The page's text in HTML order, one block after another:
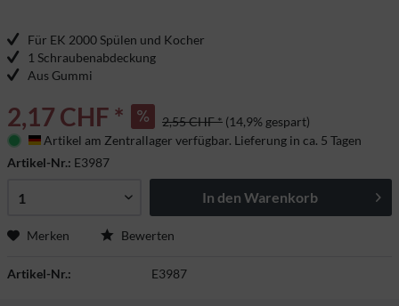
Für EK 2000 Spülen und Kocher
1 Schraubenabdeckung
Aus Gummi
2,17 CHF * 2,55 CHF * (14,9% gespart)
Deutschland
Artikel am Zentrallager verfügbar. Lieferung in ca. 5 Tagen
Artikel-Nr.: E3987
In den Warenkorb
Merken Bewerten
Artikel-Nr.: E3987